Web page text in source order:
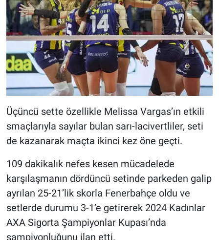
Üçüncü sette özellikle Melissa Vargas’ın etkili
smaçlarıyla sayılar bulan sarı-lacivertliler, seti
de kazanarak maçta ikinci kez öne geçti.
109 dakikalık nefes kesen mücadelede
karşılaşmanın dördüncü setinde parkeden galip
ayrılan 25-21’lik skorla Fenerbahçe oldu ve
setlerde durumu 3-1’e getirerek 2024 Kadınlar
AXA Sigorta Şampiyonlar Kupası’nda
şampiyonluğunu ilan etti.
Spor
Teknoloji
Türkiye'nin Geleceği
Türkiye'nin Gündemi
Yerel Gündem
Yerel Yaşam